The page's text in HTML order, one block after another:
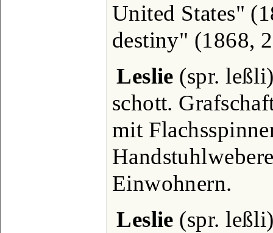
United States"
destiny" (1868,
Leslie (spr.
schott.
mit
Einwohnern.
Leslie (spr.